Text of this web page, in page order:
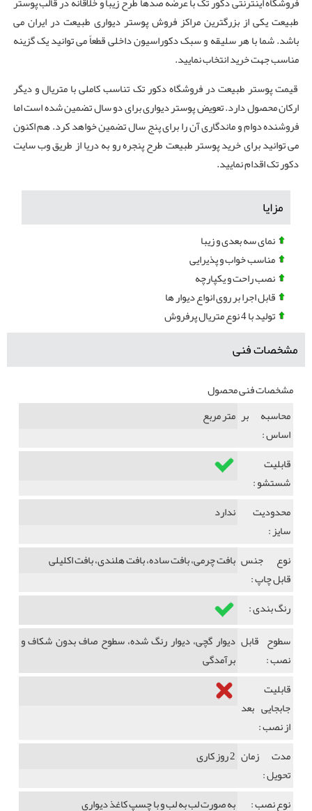
طبیعت یکی از بزرگترین مراکز فروش پوستر دیواری طبیعت در ایران می
باشد. شما با هر سلیقه و سبک دکوراسیون داخلی قطعاً می توانید یک گزینه
مناسب جهت خرید انتخاب نمایید.
قیمت پوستر طبیعت در فروشگاه دکور تک تناسب کاملی با متریال و دیگر
ارکان محصول دارد. تعویض پوستر دیواری برای دو سال تضمین شده است اما
فروشنده دوام و ماندگاری آن را برای پنج سال تضمین خواهد کرد. هم اکنون
می توانید برای خرید پوستر طبیعت طرح پنجره رو به دریا از طریق وب سایت
دکور تک اقدام نمایید.
مزایا
نمای سه بعدی و زیبا
مناسب خواب و پذیرایی
نصب راحت و یکپارچه
قابل اجرا بر روی انواع دیوار ها
تولید با 4 نوع متریال پرفروش
مشخصات فنی
مشخصات فنی محصول
محاسبه بر
اساس :
متر مربع
قابلیت
شستشو :
محدودیت
سایز :
ندارد
نوع جنس
قابل چاپ :
بافت چرمی، بافت ساده، بافت هلندی، بافت اکلیلی
رنگ بندی :
سطوح قابل
نصب :
دیوار گچی، دیوار رنگ شده، سطوح صاف بدون شکاف و
برآمدگی
قابلیت
جابجایی بعد
از نصب :
مدت زمان
تحویل :
2 روز کاری
نوع نصب :
به صورت لب به لب و با چسپ کاغذ دیواری